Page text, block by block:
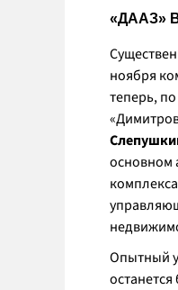
«ДААЗ»
ноября
теперь,
основном
Опытный